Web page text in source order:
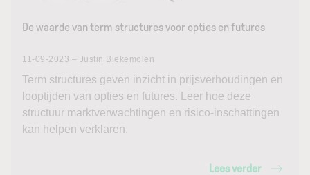
De waarde van term structures voor opties en futures
11-09-2023 – Justin Blekemolen
Term structures geven inzicht in prijsverhoudingen en
looptijden van opties en futures. Leer hoe deze
structuur marktverwachtingen en risico-inschattingen
kan helpen verklaren.
Lees verder